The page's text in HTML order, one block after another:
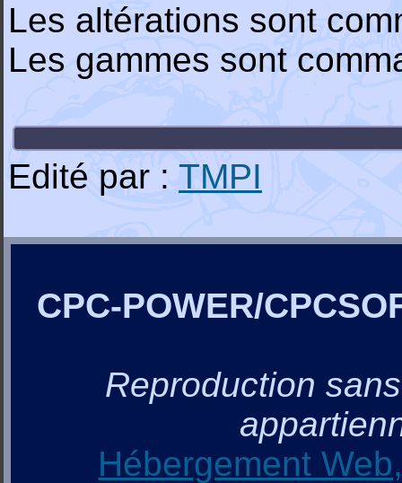
Les altérations sont
Les gammes sont
Edité par : TMPI
CPC-POWER/
Reproduction
Hébergement